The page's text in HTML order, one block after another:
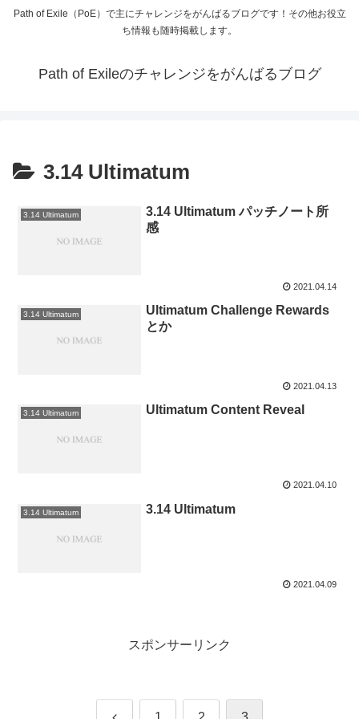
Path of Exile（PoE）で主にチャレンジをがんばるブログです！その他お役立
ち情報も随時掲載します。
Path of Exileのチャレンジをがんばるブログ
3.14 Ultimatum
3.14 Ultimatum
3.14 Ultimatum パッチノート所
感
2021.04.14
3.14 Ultimatum
Ultimatum Challenge Rewards
とか
2021.04.13
3.14 Ultimatum Ultimatum Content Reveal
2021.04.10
3.14 Ultimatum 3.14 Ultimatum
2021.04.09
スポンサーリンク
前